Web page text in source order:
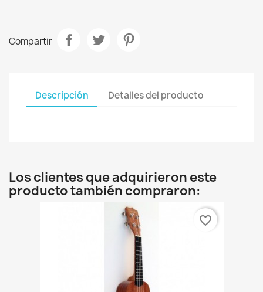
Compartir
Descripción Detalles del producto
-
Los clientes que adquirieron este
producto también compraron:
favorite_border